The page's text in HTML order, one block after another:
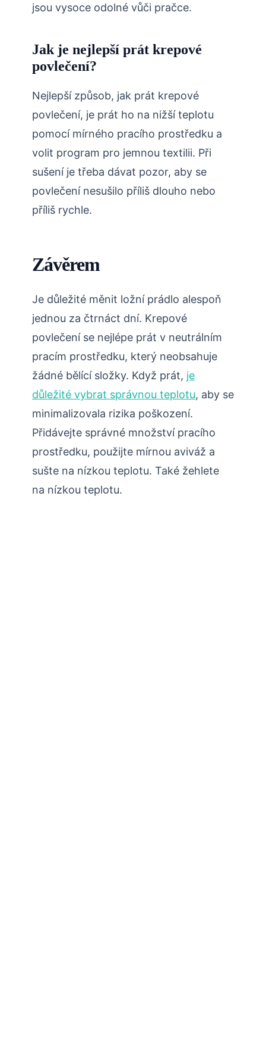
jsou vysoce odolné vůči pračce.
Jak je nejlepší prát krepové
povlečení?
Nejlepší způsob, jak prát krepové
povlečení, je prát ho na nižší teplotu
pomocí mírného pracího prostředku a
volit program pro jemnou textilii. Při
sušení je třeba dávat pozor, aby se
povlečení nesušilo příliš dlouho nebo
příliš rychle.
Závěrem
Je důležité měnit ložní prádlo alespoň
jednou za čtrnáct dní. Krepové
povlečení se nejlépe prát v neutrálním
pracím prostředku, který neobsahuje
žádné bělící složky. Když prát, je
důležité vybrat správnou teplotu, aby se
minimalizovala rizika poškození.
Přidávejte správné množství pracího
prostředku, použijte mírnou aviváž a
sušte na nízkou teplotu. Také žehlete
na nízkou teplotu.